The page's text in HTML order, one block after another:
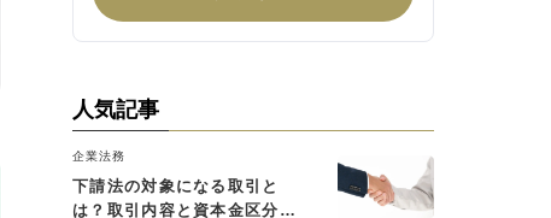
人気記事
企業法務
下請法の対象になる取引と
は？取引内容と資本金区分に